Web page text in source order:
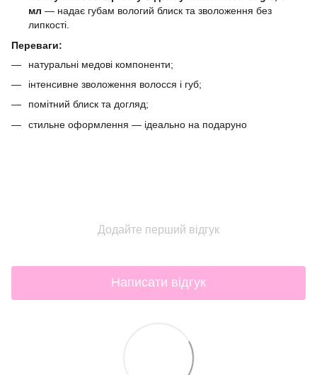
мл — надає губам вологий блиск та зволоження без
липкості.
Переваги:
натуральні медові компоненти;
інтенсивне зволоження волосся і губ;
помітний блиск та догляд;
стильне оформлення — ідеально на подаруно
Додайте перший відгук
Написати відгук